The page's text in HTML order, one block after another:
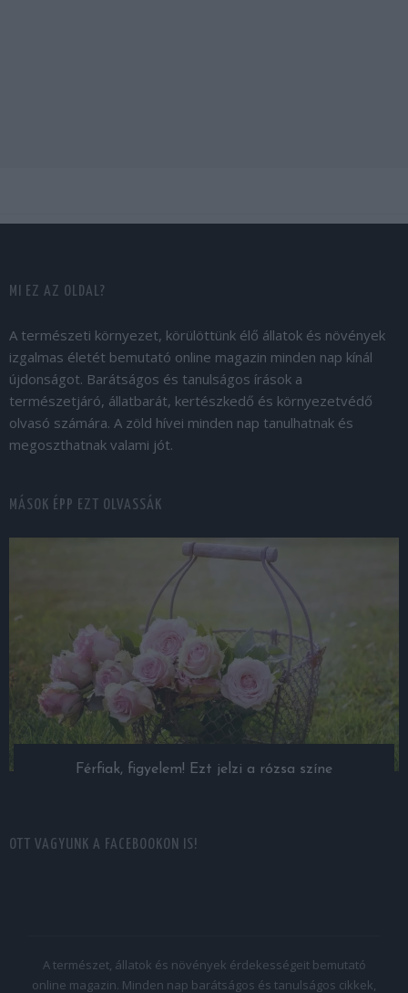
MI EZ AZ OLDAL?
A természeti környezet, körülöttünk élő állatok és növények
izgalmas életét bemutató online magazin minden nap kínál
újdonságot. Barátságos és tanulságos írások a
természetjáró, állatbarát, kertészkedő és környezetvédő
olvasó számára. A zöld hívei minden nap tanulhatnak és
megoszthatnak valami jót.
MÁSOK ÉPP EZT OLVASSÁK
Férfiak, figyelem! Ezt jelzi a rózsa színe
OTT VAGYUNK A FACEBOOKON IS!
A természet, állatok és növények érdekességeit bemutató
online magazin. Minden nap barátságos és tanulságos cikkek,